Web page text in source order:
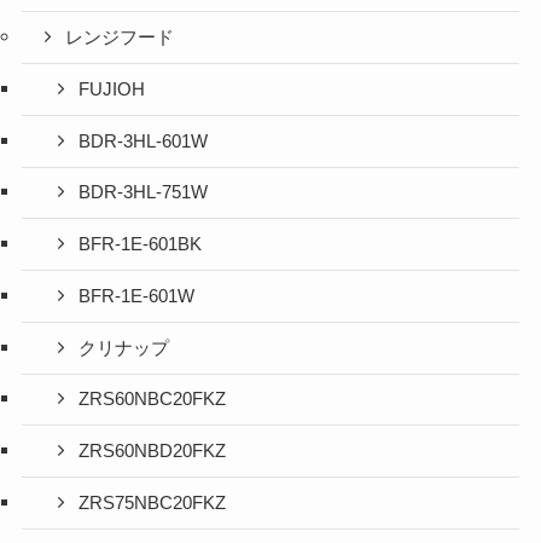
レンジフード
FUJIOH
BDR-3HL-601W
BDR-3HL-751W
BFR-1E-601BK
BFR-1E-601W
クリナップ
ZRS60NBC20FKZ
ZRS60NBD20FKZ
ZRS75NBC20FKZ